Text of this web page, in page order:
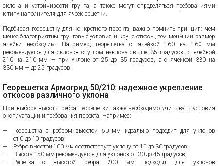
склона и устойчивости грунта, а также могут определяться требованиями
к типу наполнителя для ячеек решетки.
Подбирая георешетку для конкретного проекта, важно помнить принцип: чем
менее благоприятны грунтовые условия и круче откосы, тем меньший размер
ячейки необходим. Например, георешетка с ячейкой 160 на 160 мм
рекомендуется для склонов с углом наклона свыше 35 градусов, с ячейкой
210 на 210 мм — при уклоне от 25 до 35 градусов, а с ячейкой 330 на
330 мм — до 25 градусов.
Георешетка Армогрид 50/210: надежное укрепление
откосов различного уклона
При выборе высоты ребра георешетки также необходимо учитывать условия
эксплуатации и требования проекта. Например:
Георешетка с ребром высотой 50 мм идеально подходит для уклонов
от 0 до 10 градусов;
Ребро высотой 100 мм соответствует уклону от 10 до 30 градусов;
Высота 150 мм рекомендуется для уклонов от 30 до 45 градусов;
Решетка с высотой ребра 200 мм подходит для уклонов